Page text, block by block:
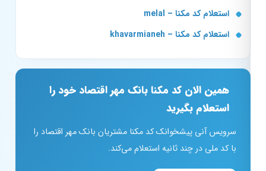
استعلام کد مکنا – melal
استعلام کد مکنا – khavarmianeh
همین الان کد مکنا بانک مهر اقتصاد خود را
استعلام بگیرید
سرویس آنی پیشخوانک کد مکنا مشتریان بانک مهر اقتصاد را
با کد ملی در چند ثانیه استعلام می‌کند.